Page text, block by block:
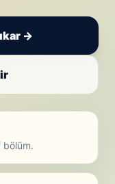
→
bölüm.